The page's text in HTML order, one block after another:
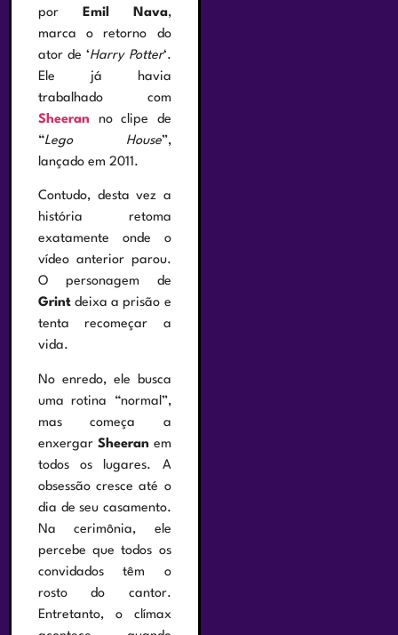
por Emil Nava,
marca o retorno do
ator de ‘Harry Potter‘.
Ele já havia
trabalhado com
Sheeran
no clipe de
“Lego House”,
lançado em 2011.
Contudo, desta vez a
história retoma
exatamente onde o
vídeo anterior parou.
O personagem de
Grintdeixa a prisão e
tenta recomeçar a
vida.
No enredo, ele busca
uma rotina “normal”,
mas começa a
enxergar Sheeran em
todos os lugares. A
obsessão cresce até o
dia de seu casamento.
Na cerimônia, ele
percebe que todos os
convidados têm o
rosto do cantor.
Entretanto, o clímax